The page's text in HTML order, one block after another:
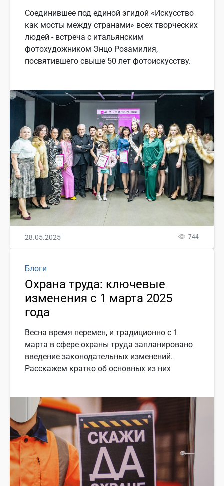
Соединившее под единой эгидой «Искусство
как мосты между странами» всех творческих
людей - встреча с итальянским
фотохудожником Энцо Розамилия,
посвятившего свыше 50 лет фотоискусству.
28.05.2025 744
Блоги
Охрана труда: ключевые
изменения с 1 марта 2025
года
Весна время перемен, и традиционно с 1
марта в сфере охраны труда запланировано
введение законодательных изменений.
Расскажем кратко об основных из них